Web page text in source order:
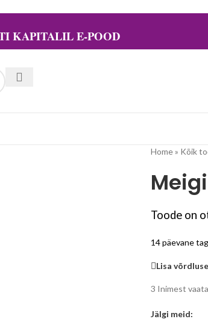
E-POOD
Home» Kõik
Toode on
14 päevane
Lisa
3 Inimest
Jälgi meid: